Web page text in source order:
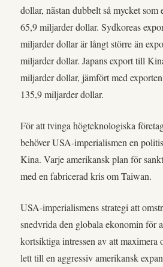
dollar, nästan dubbelt så mycket
65,9 miljarder dollar. Sydkoreas
miljarder dollar är långt större än
miljarder dollar. Japans export till
miljarder dollar, jämfört med
135,9 miljarder dollar.
För att tvinga högteknologiska
behöver USA-imperialismen en
Kina. Varje amerikansk plan för
med en fabricerad kris om Taiwan.
USA-imperialismens strategi att
snedvrida den globala ekonomin för
kortsiktiga intressen av att maximera
lett till en aggressiv amerikansk